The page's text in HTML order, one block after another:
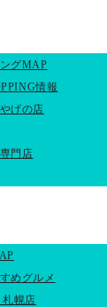
グMAP
情報
げの店
門店
めグルメ
札幌店